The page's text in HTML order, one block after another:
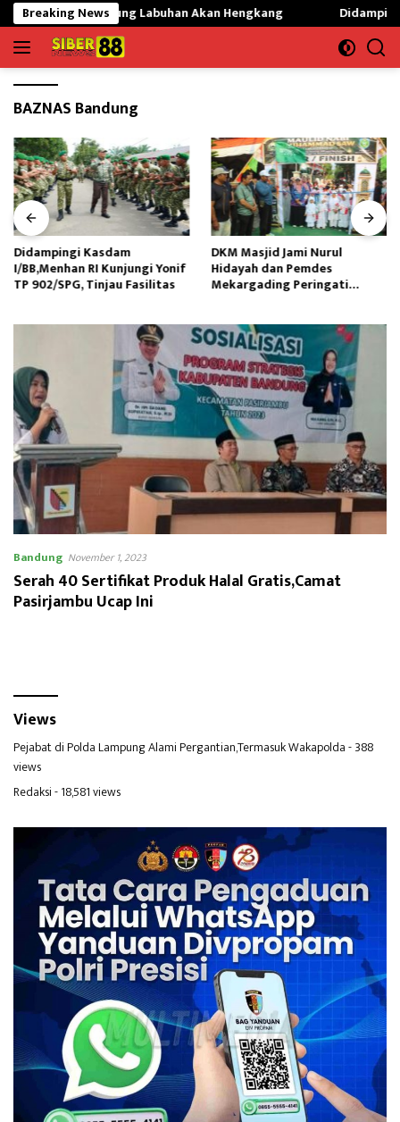
Langsung
ke
konten
Breaking News
01 Gunung Labuhan Akan Hengkang Didampingi
BAZNAS Bandung
Didampingi Kasdam
I/BB,Menhan RI Kunjungi Yonif
TP 902/SPG, Tinjau Fasilitas
DKM Masjid Jami Nurul
Hidayah dan Pemdes
Mekargading Peringati
Bandung November 1, 2023
Serah 40 Sertifikat Produk Halal Gratis,Camat
Pasirjambu Ucap Ini
Views
Pejabat di Polda Lampung Alami Pergantian,Termasuk Wakapolda- 388
views
Redaksi- 18,581 views